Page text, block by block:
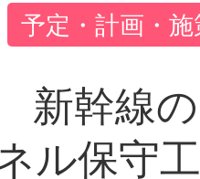
予定・計画・
新幹線
ル保守